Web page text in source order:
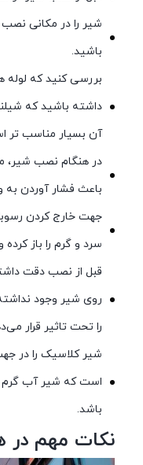
شیر را در مکانی
باشید.
بررسی کنید که لوله
داشته باشید که
آن بسیار مناسب تر
در هنگام نصب شیر،
باعث فشار آوردن
جهت خارج کردن
سرد و گرم را باز
قبل از نصب دقت
روی شیر وجود نداشته
را تحت تاثیر قرار
شیر کلاسیک را در
است که شیر آب
باشد.
نکات مهم در